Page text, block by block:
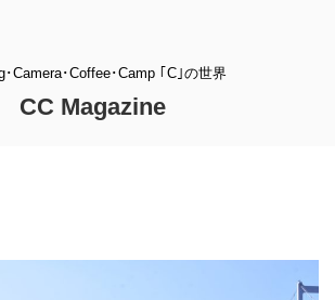
･Camera･Coffee･Camp ｢C｣の世界
CC Magazine